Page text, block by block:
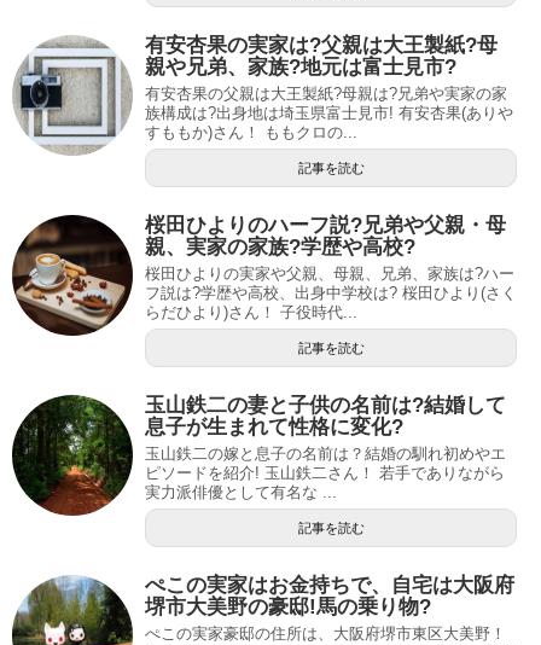
有安杏果の実家は?父親は大王製紙?母
親や兄弟、家族?地元は富士見市?
有安杏果の父親は大王製紙?母親は?兄弟や実家の家
族構成は?出身地は埼玉県富士見市! 有安杏果(ありや
すももか)さん！ ももクロの...
記事を読む
桜田ひよりのハーフ説?兄弟や父親・母
親、実家の家族?学歴や高校?
桜田ひよりの実家や父親、母親、兄弟、家族は?ハー
フ説は?学歴や高校、出身中学校は? 桜田ひより(さく
らだひより)さん！ 子役時代...
記事を読む
玉山鉄二の妻と子供の名前は?結婚して
息子が生まれて性格に変化?
玉山鉄二の嫁と息子の名前は？結婚の馴れ初めやエ
ピソードを紹介! 玉山鉄二さん！ 若手でありながら
実力派俳優として有名な ...
記事を読む
ぺこの実家はお金持ちで、自宅は大阪府
堺市大美野の豪邸!馬の乗り物?
ぺこの実家豪邸の住所は、大阪府堺市東区大美野！